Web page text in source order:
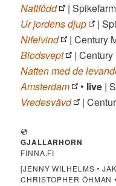
Nattfödd
|
Ur jordens djup
|
Nifelvind
| Century
Blodsvept
|
Natten med de
Amsterdam
• live |
Vredesvävd
|
💿
GJALLARHORN
FINNA.FI
[JENNY WILHELMS •
CHRISTOPHER ÖHMAN